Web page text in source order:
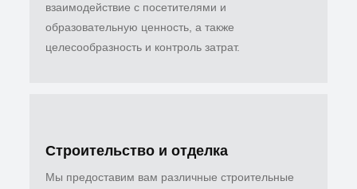
взаимодействие с посетителями и
образовательную ценность, а также
целесообразность и контроль затрат.
Строительство и отделка
Мы предоставим вам различные строительные